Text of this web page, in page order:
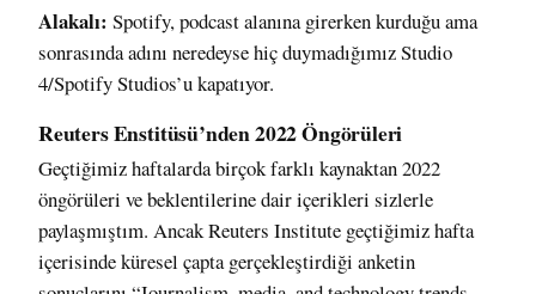
Alakalı: Spotify, podcast alanına girerken kurduğu ama
sonrasında adını neredeyse hiç duymadığımız Studio
4/Spotify Studios’ukapatıyor.
Reuters Enstitüsü’nden 2022 Öngörüleri
Geçtiğimiz haftalarda birçok farklı kaynaktan 2022
öngörüleri ve beklentilerine dair içerikleri sizlerle
paylaşmıştım. Ancak Reuters Institute geçtiğimiz hafta
içerisinde küresel çapta gerçekleştirdiği anketin